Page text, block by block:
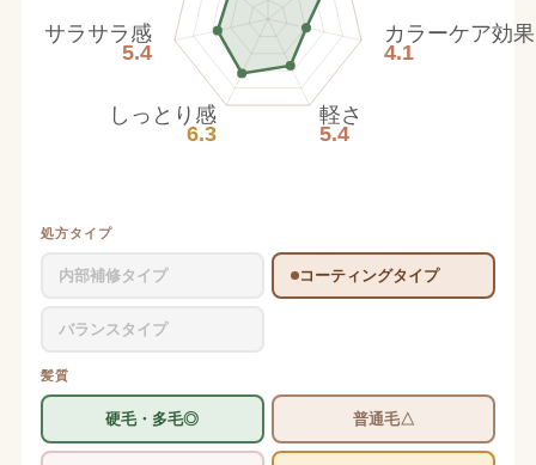
カラーケア効果
4.1
軽さ
5.4
しっとり感
6.3
サラサラ感
5.4
処方タイプ
内部補修タイプ コーティングタイプ
バランスタイプ
髪質
硬毛・多毛◎ 普通毛△